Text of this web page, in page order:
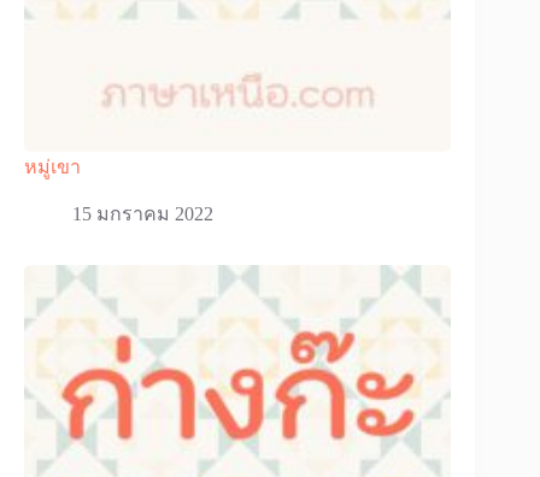
หมู่เขา
15 มกราคม 2022